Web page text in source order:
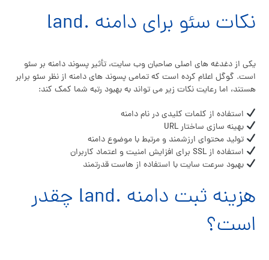
نکات سئو برای دامنه .land
یکی از دغدغه های اصلی صاحبان وب سایت، تأثیر پسوند دامنه بر سئو
است. گوگل اعلام کرده است که تمامی پسوند های دامنه از نظر سئو برابر
هستند، اما رعایت نکات زیر می تواند به بهبود رتبه شما کمک کند:
استفاده از کلمات کلیدی در نام دامنه
بهینه سازی ساختار URL
تولید محتوای ارزشمند و مرتبط با موضوع دامنه
استفاده از SSL برای افزایش امنیت و اعتماد کاربران
بهبود سرعت سایت با استفاده از هاست قدرتمند
هزینه ثبت دامنه .land چقدر
است؟